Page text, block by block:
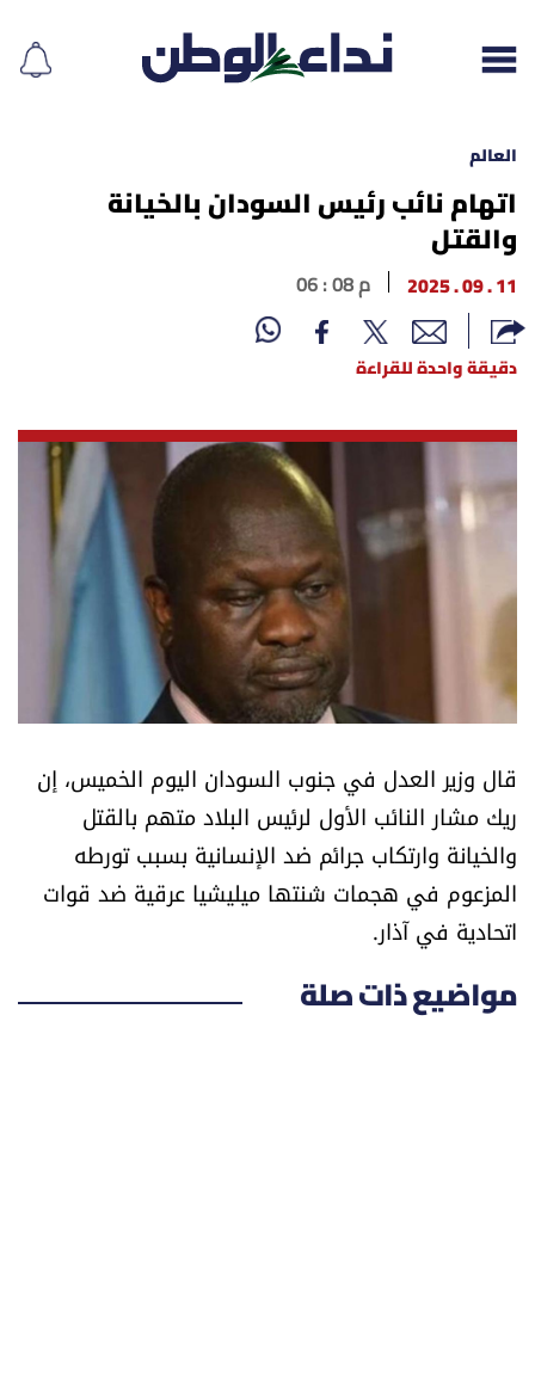
إقرأ الجريدة
لبنان
الغلاف
نداء اليوم
محليات
متفرقات
نداء القرّاء
كتّابنا
تحت المجهر
اقتصاد
العالم
اتهام نائب رئيس السودان بالخيانة
والقتل
11 . 09 . 2025 06 : 08 م
دقيقة واحدة للقراءة
قال وزير العدل في جنوب السودان اليوم الخميس، إن
ريك مشار النائب الأول لرئيس البلاد متهم بالقتل
والخيانة وارتكاب جرائم ضد الإنسانية بسبب تورطه
المزعوم في هجمات شنتها ميليشيا عرقية ضد قوات
اتحادية في آذار.
مواضيع ذات صلة